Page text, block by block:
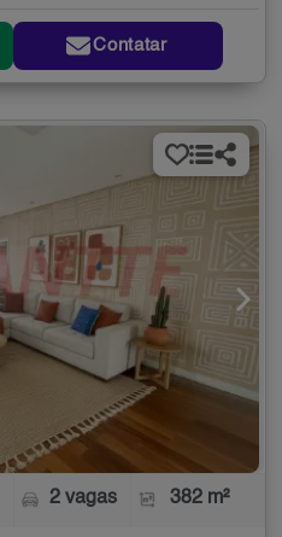
Contatar
2 vagas 382 m²